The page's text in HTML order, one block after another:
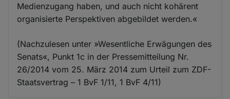
Medienzugang haben, und auch nicht kohärent
organisierte Perspektiven abgebildet werden.«
(Nachzulesen unter »Wesentliche Erwägungen des
Senats«, Punkt 1c in der Pressemitteilung Nr.
26/2014 vom 25. März 2014 zum Urteil zum ZDF-
Staatsvertrag – 1 BvF 1/11, 1 BvF 4/11)